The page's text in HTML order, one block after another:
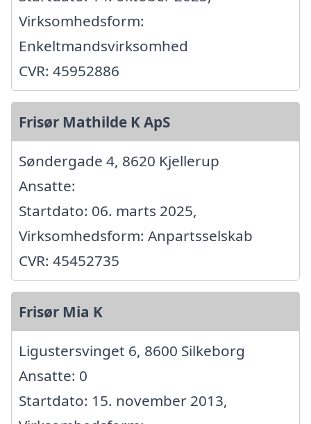
Virksomhedsform:
Enkeltmandsvirksomhed
CVR: 45952886
Frisør Mathilde K ApS
Søndergade 4, 8620 Kjellerup
Ansatte:
Startdato: 06. marts 2025,
Virksomhedsform: Anpartsselskab
CVR: 45452735
Frisør Mia K
Ligustersvinget 6, 8600 Silkeborg
Ansatte: 0
Startdato: 15. november 2013,